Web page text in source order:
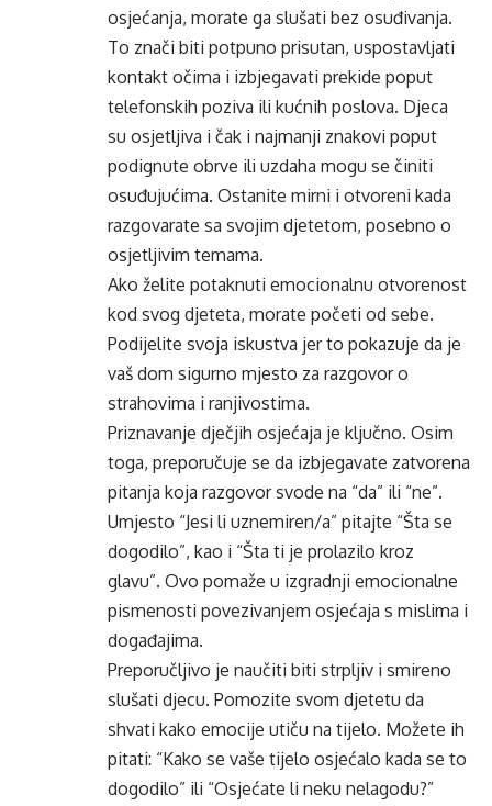
osjećanja, morate ga slušati bez osuđivanja.
To znači biti potpuno prisutan, uspostavljati
kontakt očima i izbjegavati prekide poput
telefonskih poziva ili kućnih poslova. Djeca
su osjetljiva i čak i najmanji znakovi poput
podignute obrve ili uzdaha mogu se činiti
osuđujućima. Ostanite mirni i otvoreni kada
razgovarate sa svojim djetetom, posebno o
osjetljivim temama.
Ako želite potaknuti emocionalnu otvorenost
kod svog djeteta, morate početi od sebe.
Podijelite svoja iskustva jer to pokazuje da je
vaš dom sigurno mjesto za razgovor o
strahovima i ranjivostima.
Priznavanje dječjih osjećaja je ključno. Osim
toga, preporučuje se da izbjegavate zatvorena
pitanja koja razgovor svode na “da” ili “ne”.
Umjesto “Jesi li uznemiren/a” pitajte “Šta se
dogodilo”, kao i “Šta ti je prolazilo kroz
glavu”. Ovo pomaže u izgradnji emocionalne
pismenosti povezivanjem osjećaja s mislima i
događajima.
Preporučljivo je naučiti biti strpljiv i smireno
slušati djecu. Pomozite svom djetetu da
shvati kako emocije utiču na tijelo. Možete ih
pitati: “Kako se vaše tijelo osjećalo kada se to
dogodilo” ili “Osjećate li neku nelagodu?”